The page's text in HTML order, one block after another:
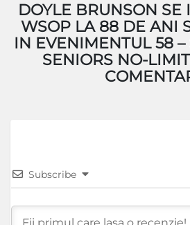
DOYLE BRUNSON SE
WSOP LA 88 DE ANI
IN EVENIMENTUL 58
SENIORS NO-
Subscribe